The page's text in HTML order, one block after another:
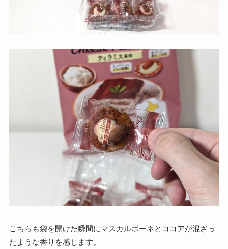
こちらも袋を開けた瞬間にマスカルポーネとココアが混ざっ
たような香りを感じます。